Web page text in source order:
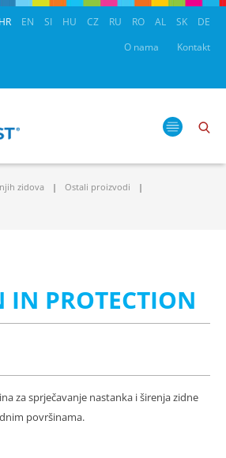
HR EN SI HU CZ RU RO AL SK
DE
O nama
Kontakt
zidova
Ostali proizvodi
IN PROTECTION
za sprječavanje nastanka i širenja zidne
površinama.